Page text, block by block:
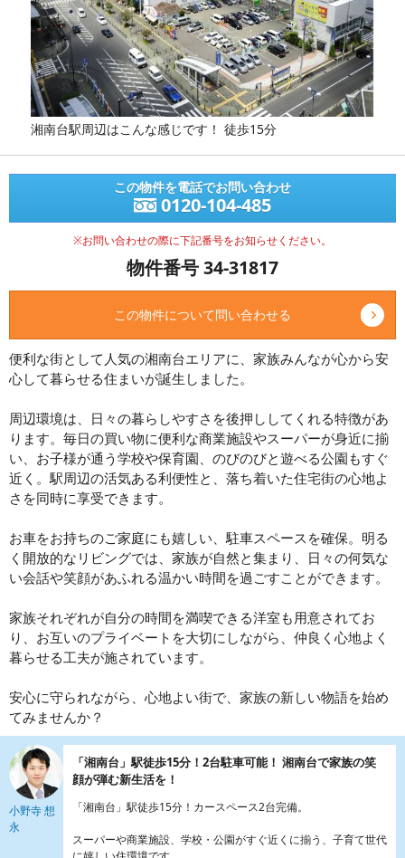
湘南台駅周辺はこんな感じです！ 徒歩15分
この物件を電話でお問い合わせ
0120-104-485
※お問い合わせの際に下記番号をお知らせください。
物件番号 34-31817
この物件について問い合わせる
便利な街として人気の湘南台エリアに、家族みんなが心から安
心して暮らせる住まいが誕生しました。
周辺環境は、日々の暮らしやすさを後押ししてくれる特徴があ
ります。毎日の買い物に便利な商業施設やスーパーが身近に揃
い、お子様が通う学校や保育園、のびのびと遊べる公園もすぐ
近く。駅周辺の活気ある利便性と、落ち着いた住宅街の心地よ
さを同時に享受できます。
お車をお持ちのご家庭にも嬉しい、駐車スペースを確保。明る
く開放的なリビングでは、家族が自然と集まり、日々の何気な
い会話や笑顔があふれる温かい時間を過ごすことができます。
家族それぞれが自分の時間を満喫できる洋室も用意されてお
り、お互いのプライベートを大切にしながら、仲良く心地よく
暮らせる工夫が施されています。
安心に守られながら、心地よい街で、家族の新しい物語を始め
てみませんか？
小野寺 想
永
「湘南台」駅徒歩15分！2台駐車可能！ 湘南台で家族の笑
顔が弾む新生活を！
「湘南台」駅徒歩15分！カースペース2台完備。
スーパーや商業施設、学校・公園がすぐ近くに揃う、子育て世代